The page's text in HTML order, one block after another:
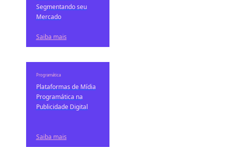
Segmentando seu
Mercado
Saiba mais
Programática
Plataformas de Mídia
Programática na
Publicidade Digital
Saiba mais